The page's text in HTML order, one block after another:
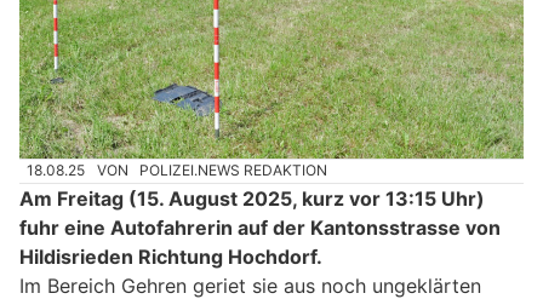
18.08.25 VON POLIZEI.NEWS REDAKTION
Am Freitag (15. August 2025, kurz vor 13:15 Uhr)
fuhr eine Autofahrerin auf der Kantonsstrasse von
Hildisrieden Richtung Hochdorf.
Im Bereich Gehren geriet sie aus noch ungeklärten